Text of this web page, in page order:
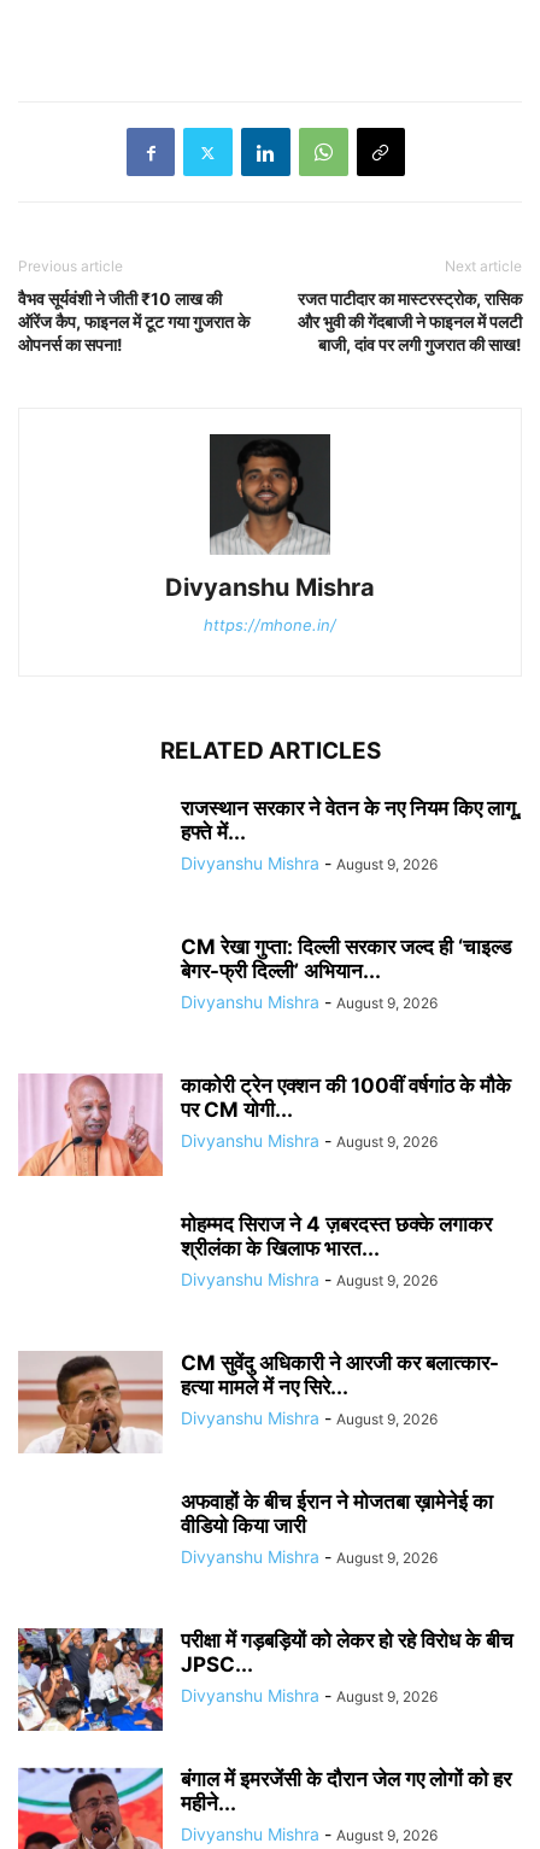
Previous article
वैभव सूर्यवंशी ने जीती ₹10 लाख की
ऑरेंज कैप, फाइनल में टूट गया गुजरात के
ओपनर्स का सपना!
Next article
रजत पाटीदार का मास्टरस्ट्रोक, रासिक
और भुवी की गेंदबाजी ने फाइनल में पलटी
बाजी, दांव पर लगी गुजरात की साख!
Divyanshu Mishra
https://mhone.in/
RELATED ARTICLES
राजस्थान सरकार ने वेतन के नए नियम किए लागू,
हफ्ते में...
Divyanshu Mishra - August 9, 2026
CM रेखा गुप्ता: दिल्ली सरकार जल्द ही ‘चाइल्ड
बेगर-फ्री दिल्ली’ अभियान...
Divyanshu Mishra - August 9, 2026
काकोरी ट्रेन एक्शन की 100वीं वर्षगांठ के मौके
पर CM योगी...
Divyanshu Mishra - August 9, 2026
मोहम्मद सिराज ने 4 ज़बरदस्त छक्के लगाकर
श्रीलंका के खिलाफ भारत...
Divyanshu Mishra - August 9, 2026
CM सुवेंदु अधिकारी ने आरजी कर बलात्कार-
हत्या मामले में नए सिरे...
Divyanshu Mishra - August 9, 2026
अफवाहों के बीच ईरान ने मोजतबा ख़ामेनेई का
वीडियो किया जारी
Divyanshu Mishra - August 9, 2026
परीक्षा में गड़बड़ियों को लेकर हो रहे विरोध के बीच
JPSC...
Divyanshu Mishra - August 9, 2026
बंगाल में इमरजेंसी के दौरान जेल गए लोगों को हर
महीने...
Divyanshu Mishra - August 9, 2026